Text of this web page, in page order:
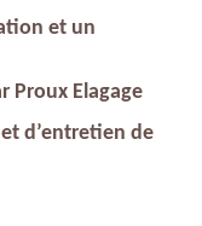
et un
Proux Elagage
d’entretien de